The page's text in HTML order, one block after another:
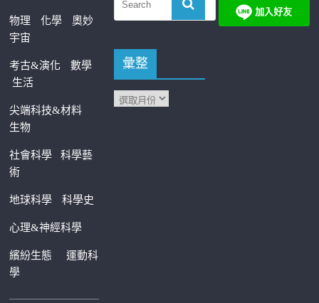
物理 化學
奧妙
宇宙
考古&演化
數學
生活
尖端科技&材料
生物
社會科學科學藝
術
地球科學 科學史
心理&神經科學
繽紛生態運動科
學
—————————
彙整